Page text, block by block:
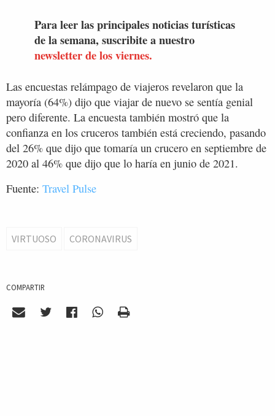
Para leer las principales noticias turísticas
de la semana, suscribite a nuestro
newsletter de los viernes.
Las encuestas relámpago de viajeros revelaron que la
mayoría (64%) dijo que viajar de nuevo se sentía genial
pero diferente. La encuesta también mostró que la
confianza en los cruceros también está creciendo, pasando
del 26% que dijo que tomaría un crucero en septiembre de
2020 al 46% que dijo que lo haría en junio de 2021.
Fuente: Travel Pulse
VIRTUOSO CORONAVIRUS
COMPARTIR